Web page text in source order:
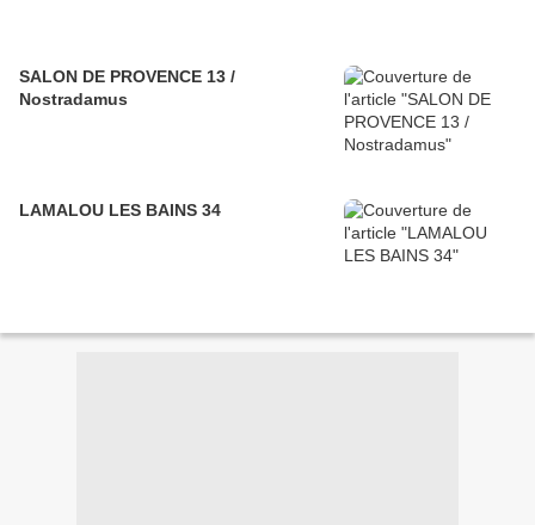
SALON DE PROVENCE 13 /
Nostradamus
LAMALOU LES BAINS 34